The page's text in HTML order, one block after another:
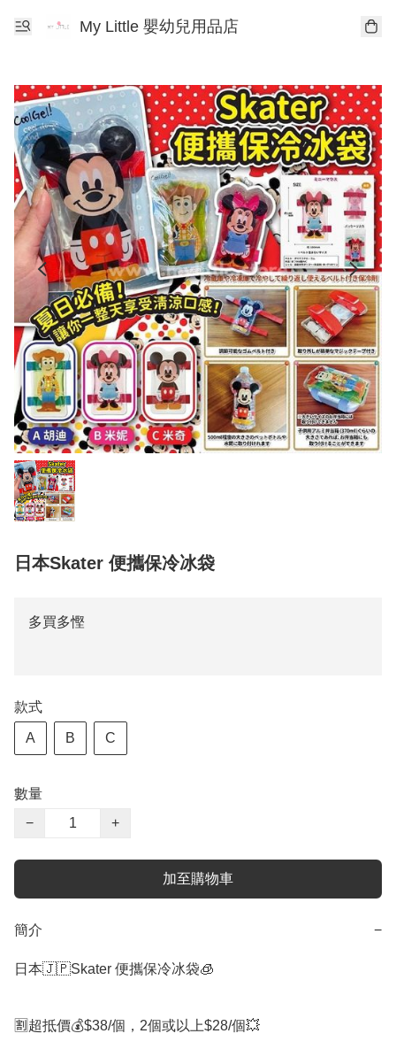
My Little 嬰幼兒用品店
日本Skater 便攜保冷冰袋
多買多慳
款式
A B C
數量
−
+
加至購物車
簡介 −
日本🇯🇵Skater 便攜保冷冰袋🧊
🈹超抵價💰$38/個，2個或以上$28/個💥